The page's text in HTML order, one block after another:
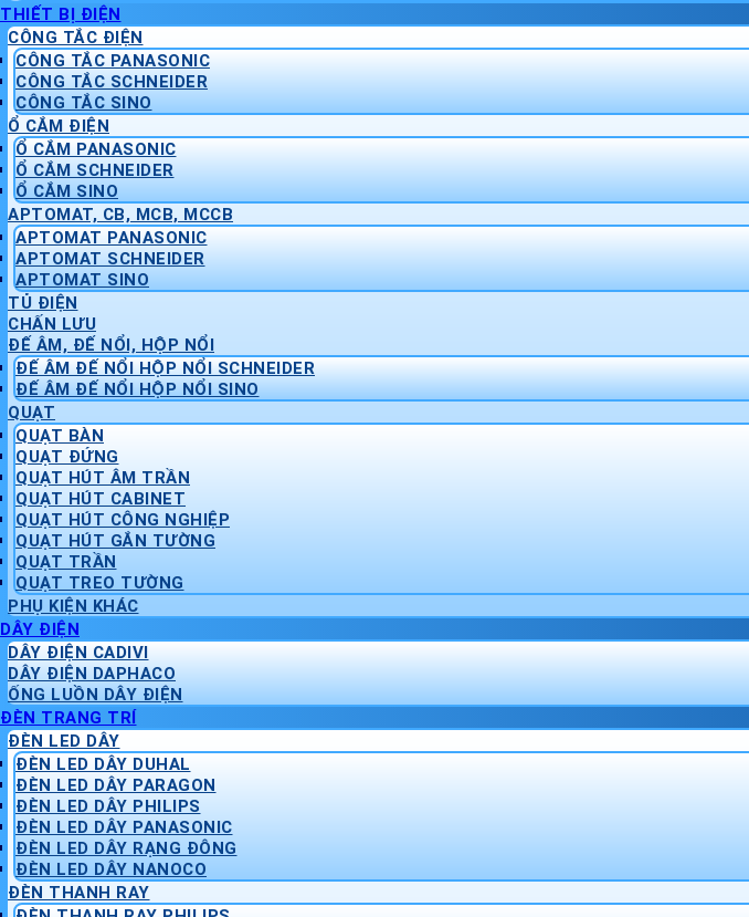
THIẾT BỊ ĐIỆN
CÔNG TẮC ĐIỆN
CÔNG TẮC PANASONIC
CÔNG TẮC SCHNEIDER
CÔNG TẮC SINO
Ổ CẮM ĐIỆN
Ổ CẮM PANASONIC
Ổ CẮM SCHNEIDER
Ổ CẮM SINO
APTOMAT, CB, MCB, MCCB
APTOMAT PANASONIC
APTOMAT SCHNEIDER
APTOMAT SINO
TỦ ĐIỆN
CHẤN LƯU
ĐẾ ÂM, ĐẾ NỔI, HỘP NỔI
ĐẾ ÂM ĐẾ NỔI HỘP NỔI SCHNEIDER
ĐẾ ÂM ĐẾ NỔI HỘP NỔI SINO
QUẠT
QUẠT BÀN
QUẠT ĐỨNG
QUẠT HÚT ÂM TRẦN
QUẠT HÚT CABINET
QUẠT HÚT CÔNG NGHIỆP
QUẠT HÚT GẮN TƯỜNG
QUẠT TRẦN
QUẠT TREO TƯỜNG
PHỤ KIỆN KHÁC
DÂY ĐIỆN
DÂY ĐIỆN CADIVI
DÂY ĐIỆN DAPHACO
ỐNG LUỒN DÂY ĐIỆN
ĐÈN TRANG TRÍ
ĐÈN LED DÂY
ĐÈN LED DÂY DUHAL
ĐÈN LED DÂY PARAGON
ĐÈN LED DÂY PHILIPS
ĐÈN LED DÂY PANASONIC
ĐÈN LED DÂY RẠNG ĐÔNG
ĐÈN LED DÂY NANOCO
ĐÈN THANH RAY